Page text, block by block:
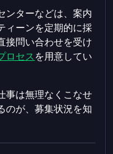
ンターなどは、案内
ィーンを定期的に採
接問い合わせを受け
ロセスを用意してい
事は無理なくこなせ
のが、募集状況を知